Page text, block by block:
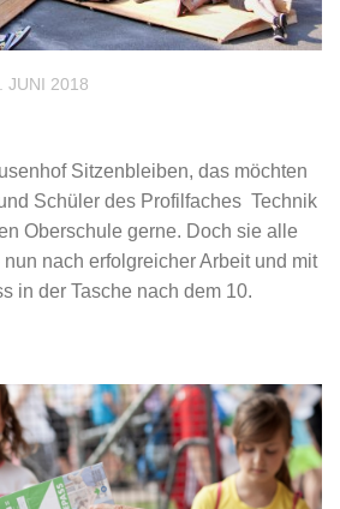
JUNI 2018
Sitzenbleiben, das möchten
Schüler des Profilfaches Technik
Oberschule gerne. Doch sie alle
nach erfolgreicher Arbeit und mit
in der Tasche nach dem 10.